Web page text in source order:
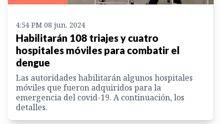
4:54 PM 08 jun. 2024
Habilitarán 108 triajes y cuatro
hospitales móviles para combatir el
dengue
Las autoridades habilitarán algunos hospitales
móviles que fueron adquiridos para la
emergencia del covid-19. A continuación, los
detalles.